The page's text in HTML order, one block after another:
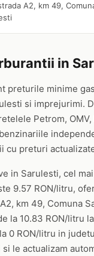
A2, km 49,
in
preturile minime
si imprejurimi.
Petrom, OMV,
cu preturi
in Sarulesti, cel
9.57 RON/litru,
km 49, Comuna
la 10.83 RON/litru
0 RON/litru in
le actualizam